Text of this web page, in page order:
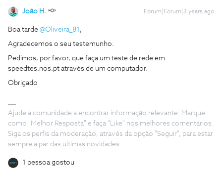
João H. Forum|Forum|3 years ago
Boa tarde @Oliveira_81 ,
Agradecemos o seu testemunho.
Pedimos, por favor, que faça um teste de rede em
speedtes.nos.pt através de um computador.
Obrigado
Ajude a comunidade a encontrar informação relevante. Marque
como "Melhor Resposta" e faça "Like" nos melhores comentários.
Siga os perfis da moderação, através da opção "Seguir", para estar
sempre a par das ultimas novidades.
1 pessoa gostou